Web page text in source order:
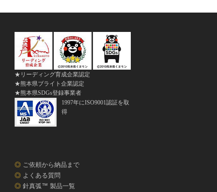
★リーディング育成企業認定
★熊本県ブライト企業認定
★熊本県SDGs登録事業者
1997年にISO9001認証を取
得
◎ ご依頼から納品まで
◎ よくある質問
◎ 針真弧™ 製品一覧